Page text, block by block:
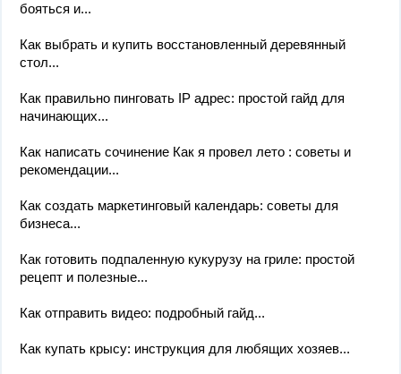
бояться и...
Как выбрать и купить восстановленный деревянный
стол...
Как правильно пинговать IP адрес: простой гайд для
начинающих...
Как написать сочинение Как я провел лето : советы и
рекомендации...
Как создать маркетинговый календарь: советы для
бизнеса...
Как готовить подпаленную кукурузу на гриле: простой
рецепт и полезные...
Как отправить видео: подробный гайд...
Как купать крысу: инструкция для любящих хозяев...